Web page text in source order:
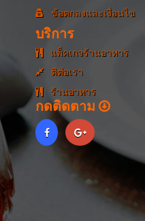
ข้อตกลงและเงื่อนไข
บริการ
แพ็คเกจร้านอาหาร
ติต่อเรา
ร้านอาหาร
กดติดตาม